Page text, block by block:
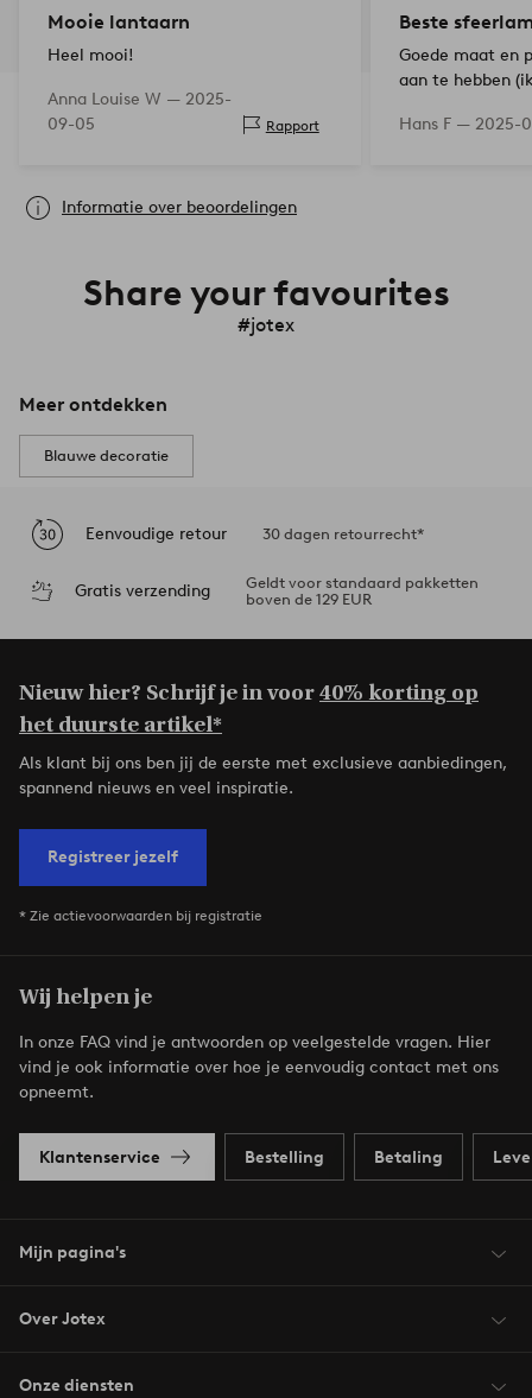
Mooie lantaarn
Heel mooi!
Anna Louise W — 2025-
09-05
Rapport
Beste
Goede maat en
aan te hebben
Hans F — 2025-
Informatie over beoordelingen
Share your favourites
#jotex
Meer ontdekken
Blauwe decoratie
Eenvoudige retour 30 dagen retourrecht*
Gratis verzending
Geldt voor standaard pakketten
boven de 129 EUR
Nieuw hier? Schrijf je in voor40% korting op
het duurste artikel*
Als klant bij ons ben jij de eerste met exclusieve aanbiedingen,
spannend nieuws en veel inspiratie.
Registreer jezelf
* Zie actievoorwaarden bij registratie
Wij helpen je
In onze FAQ vind je antwoorden op veelgestelde vragen. Hier
vind je ook informatie over hoe je eenvoudig contact met ons
opneemt.
Klantenservice Bestelling Betaling
Mijn pagina's
Over Jotex
Onze diensten